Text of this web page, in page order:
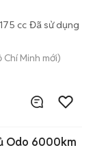
cc Đã sử dụng
Chí Minh mới)
Odo 6000km